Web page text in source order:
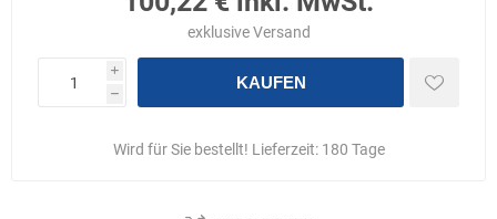
exklusiveVersand
i
h
KAUFEN
Wird für Sie bestellt! Lieferzeit: 180 Tage